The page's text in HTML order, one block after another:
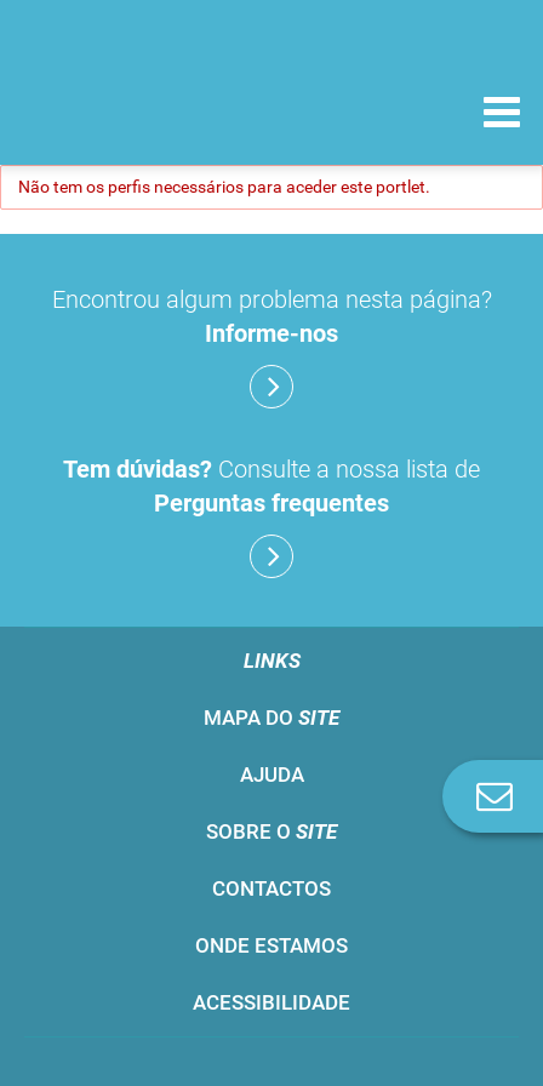
Não tem os perfis necessários para aceder este portlet.
Encontrou algum problema nesta página?
Informe-nos
Tem dúvidas? Consulte a nossa lista de
Perguntas frequentes
LINKS
MAPA DO SITE
AJUDA
SOBRE O SITE
CONTACTOS
ONDE ESTAMOS
ACESSIBILIDADE